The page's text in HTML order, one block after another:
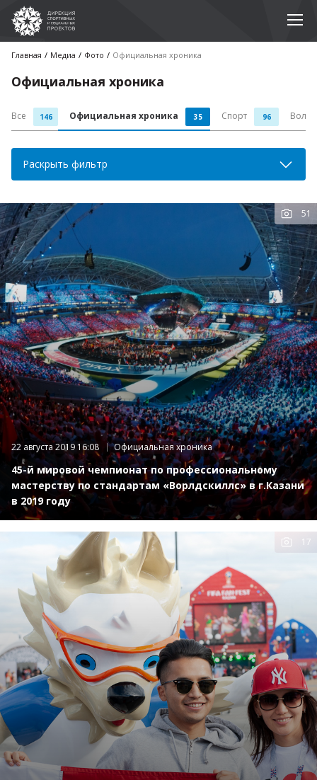
Главная Медиа Фото Официальная хроника
Официальная хроника
Все 146 Официальная хроника 35 Спорт 96
Раскрыть фильтр
51
22 августа 2019 16:08 Официальная хроника
45-й мировой чемпионат по профессиональному
мастерству по стандартам «Ворлдскиллс» в г.Казани
в 2019 году
17